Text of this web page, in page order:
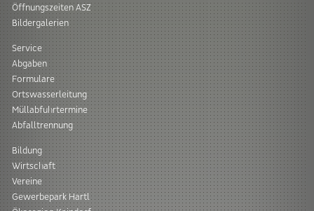
Öffnungszeiten ASZ
Bildergalerien
Service
Abgaben
Formulare
Ortswasserleitung
Müllabfuhrtermine
Abfalltrennung
Bildung
Wirtschaft
Vereine
Gewerbepark Hartl